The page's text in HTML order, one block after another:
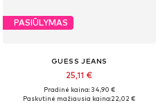
PASIŪLYMAS
GUESS JEANS
25,11 €
Pradinė kaina: 34,90 €
Paskutinė mažiausia kaina:22,02 €